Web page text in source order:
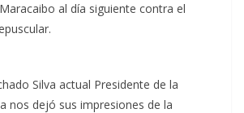
al día siguiente contra el
Silva actual Presidente de la
nos dejó sus impresiones de la